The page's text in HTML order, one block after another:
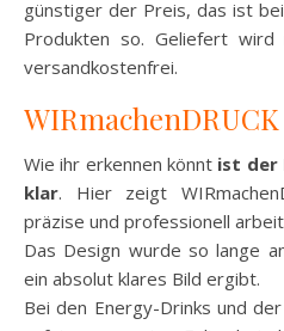
günstiger der Preis, das ist
Produkten so. Geliefert wird
versandkostenfrei.
Wie ihr erkennen könnt ist der
klar. Hier zeigt
präzise und professionell
Das Design wurde so lange
ein absolut klares Bild ergibt.
Bei den Energy-Drinks und